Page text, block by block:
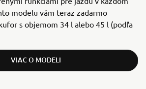
modelu vám teraz zadarmo
s objemom 34 l alebo 45 l (podľa
VIAC O MODELI